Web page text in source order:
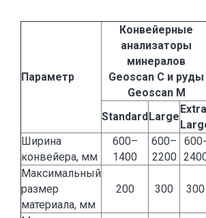
Параметр
Конвейерные
анализаторы
минералов
Geoscan C и руды
Geoscan M
StandardLarge
Ширина
конвейера, мм
600–
1400
600–
2200
600-
Максимальный
размер
материала, мм
200 300 300